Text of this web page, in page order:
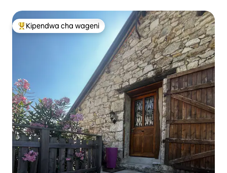
Kipendwa maarufu cha wageni
Kipendwa cha wageni